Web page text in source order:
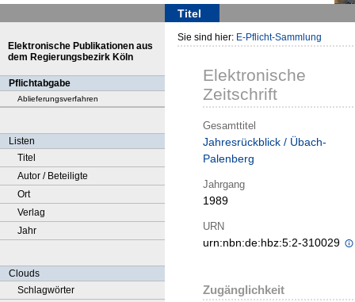
Titel
Elektronische Publikationen aus
dem Regierungsbezirk Köln
Pflichtabgabe
Ablieferungsverfahren
Listen
Titel
Autor / Beteiligte
Ort
Verlag
Jahr
Clouds
Schlagwörter
Sie sind hier: E-Pflicht-Sammlung
Elektronische
Zeitschrift
Gesamttitel
Jahresrückblick / Übach-
Palenberg
Jahrgang
1989
URN
urn:nbn:de:hbz:5:2-310029
Zugänglichkeit